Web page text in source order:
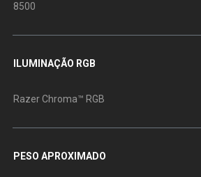
8500
ILUMINAÇÃO RGB
Razer Chroma™ RGB
PESO APROXIMADO